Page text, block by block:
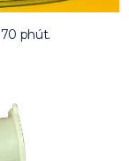
phút.